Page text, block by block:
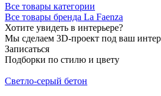
Все товары категории
Все товары бренда La Faenza
Хотите увидеть в интерьере?
Мы сделаем 3D-проект под ваш
Записаться
Подборки по стилю и цвету
Светло-серый бетон